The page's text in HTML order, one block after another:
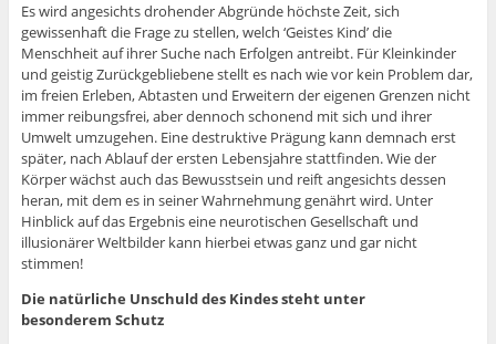
Es wird angesichts drohender Abgründe höchste Zeit, sich
gewissenhaft die Frage zu stellen, welch ‘Geistes Kind’ die
Menschheit auf ihrer Suche nach Erfolgen antreibt. Für Kleinkinder
und geistig Zurückgebliebene stellt es nach wie vor kein Problem dar,
im freien Erleben, Abtasten und Erweitern der eigenen Grenzen nicht
immer reibungsfrei, aber dennoch schonend mit sich und ihrer
Umwelt umzugehen. Eine destruktive Prägung kann demnach erst
später, nach Ablauf der ersten Lebensjahre stattfinden. Wie der
Körper wächst auch das Bewusstsein und reift angesichts dessen
heran, mit dem es in seiner Wahrnehmung genährt wird. Unter
Hinblick auf das Ergebnis eine neurotischen Gesellschaft und
illusionärer Weltbilder kann hierbei etwas ganz und gar nicht
stimmen!
Die natürliche Unschuld des Kindes steht unter
besonderem Schutz